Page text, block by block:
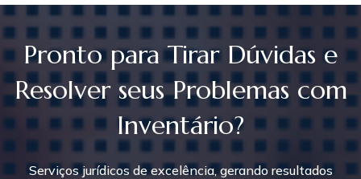
Pronto para Tirar Dúvidas e
Resolver seus Problemas com
Inventário?
Serviços jurídicos de excelência, gerando resultados